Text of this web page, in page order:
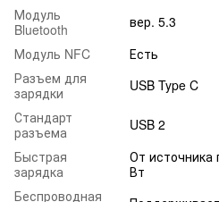
Модуль
Bluetooth
вер. 5.3
Модуль NFC
Есть
Разъем для
зарядки
USB Type C
Стандарт
разъема
USB 2
Быстрая
зарядка
От
Вт
Беспроводная